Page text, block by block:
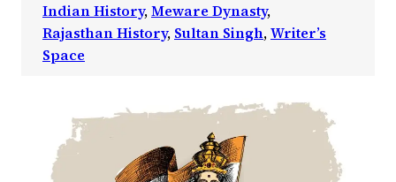
Indian History, Meware Dynasty
Rajasthan History, Sultan Singh, Writer’s
Space